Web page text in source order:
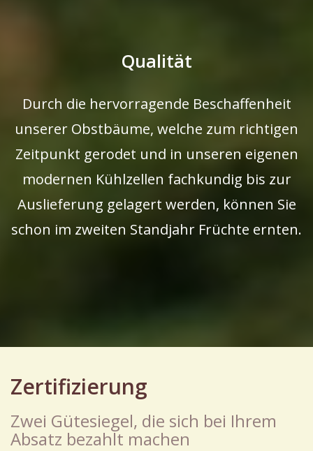
Qualität
Durch die hervorragende Beschaffenheit
unserer Obstbäume, welche zum richtigen
Zeitpunkt gerodet und in unseren eigenen
modernen Kühlzellen fachkundig bis zur
Auslieferung gelagert werden, können Sie
schon im zweiten Standjahr Früchte ernten.
Zertifizierung
Zwei Gütesiegel, die sich bei Ihrem
Absatz bezahlt machen